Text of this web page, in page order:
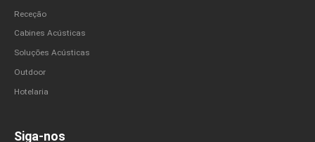
Receção
Cabines Acústicas
Soluções Acústicas
Outdoor
Hotelaria
Siga-nos